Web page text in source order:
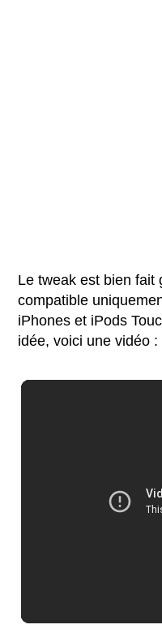
Le tweak est bien fait
compatible
iPhones et iPods
idée, voici une vidéo :